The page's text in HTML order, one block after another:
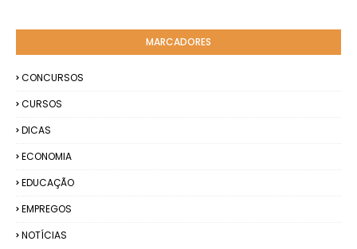
MARCADORES
CONCURSOS
CURSOS
DICAS
ECONOMIA
EDUCAÇÃO
EMPREGOS
NOTÍCIAS